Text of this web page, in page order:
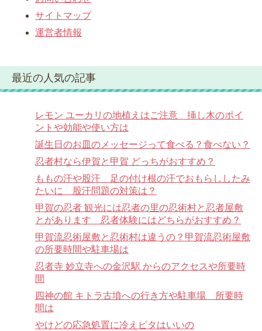
サイトマップ
運営者情報
最近の人気の記事
レモン ユーカリの地植えはご注意 挿し木のポイ
ントや効能や使い方は
誕生日のお皿のメッセージって食べる？食べない？
忍者村なら伊賀と甲賀 どっちがおすすめ？
ももの汗や股汗 足の付け根の汗でおもらししたみ
たいに 股汗問題の対策は？
甲賀の忍者 観光には忍者の里の忍術村と忍者屋敷
とがあります 忍者体験にはどちらがおすすめ？
甲賀流忍術屋敷と忍術村は違うの？甲賀流忍術屋敷
の所要時間や駐車場は
忍者寺 妙立寺への金沢駅 からのアクセスや所要時
間
四神の館 キトラ古墳への行き方や駐車場 所要時
間は
やけどの応急処置に冷えピタはいいの